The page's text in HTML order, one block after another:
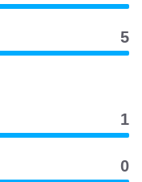
5
1
0